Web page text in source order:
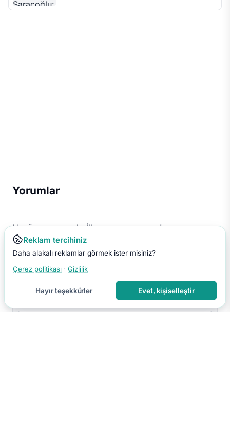
Yorumlar
Henüz yorum yok. İlk yorumu sen yap!
Reklam tercihiniz
Daha alakalı reklamlar görmek ister misiniz?
Çerez politikası · Gizlilik
Hayır teşekkürler Evet, kişiselleştir